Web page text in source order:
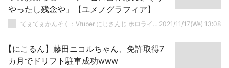
やったし残念や」【ユメノグラフィア】
てぇてぇかんそく：Vtuber にじさんじ ホロライブまとめ 2021/11/17(We) 13:08
【にこるん】藤田ニコルちゃん、免許取得7
カ月でドリフト駐車成功www